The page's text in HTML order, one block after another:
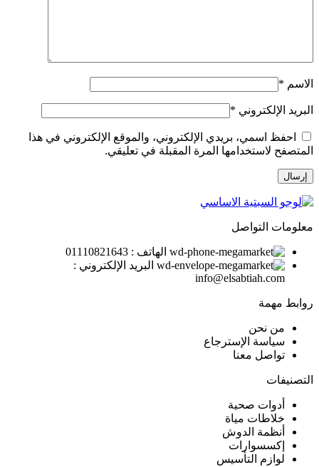
الاسم *
البريد الإلكتروني *
احفظ اسمي، بريدي الإلكتروني، والموقع الإلكتروني في هذا
المتصفح لاستخدامها المرة المقبلة في تعليقي.
معلومات التواصل
الهاتف : 01110821643
البريد الإلكتروني :
info@elsabtiah.com
روابط مهمة
من نحن
سياسة الإسترجاع
تواصل معنا
التصنيفات
أدوات صحية
خلاطات مياة
أنظمة الدوش
إكسسوارات
لوازم التأسيس